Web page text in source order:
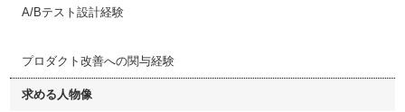
A/Bテスト設計経験
プロダクト改善への関与経験
求める人物像